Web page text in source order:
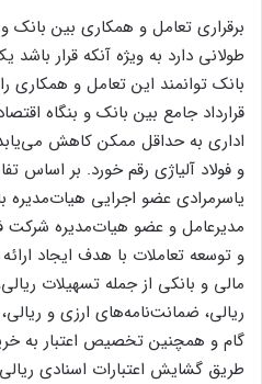
برقراری تعامل و همکاری بین بانک
طولانی دارد به ویژه آنکه قرار
بانک توانمند این تعامل و همکاری
قرارداد جامع بین بانک و بنگاه
اداری به حداقل ممکن کاهش
و فولاد آلیاژی رقم خورد. بر اساس
یاسرمرادی عضو اجرایی
مدیرعامل و عضو هیات‌مدیره شرکت
و توسعه تعاملات با هدف ایجاد
مالی و بانکی از جمله تسهیلات
ریالی، ضمانت‌نامه‌های ارزی و
گام و همچنین تخصیص اعتبار به
طریق گشایش اعتبارات اسنادی